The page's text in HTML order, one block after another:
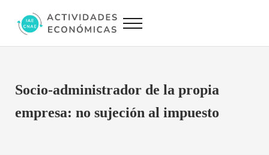
Actividades Económicas IAE CNAE
Menu
Socio-administrador de la propia
empresa: no sujeción al impuesto